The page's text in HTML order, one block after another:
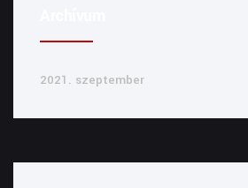
2021. szeptember